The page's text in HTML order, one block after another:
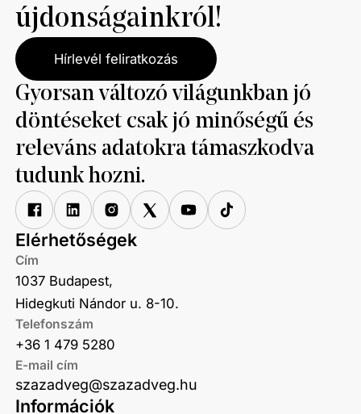
újdonságainkról!
Hírlevél feliratkozás
Gyorsan változó világunkban jó
döntéseket csak jó minőségű és
releváns adatokra támaszkodva
tudunk hozni.
Információk
Elérhetőségek
Cím
1037 Budapest,
Hidegkuti Nándor u. 8-10.
Telefonszám
+36 1 479 5280
E-mail cím
szazadveg@szazadveg.hu